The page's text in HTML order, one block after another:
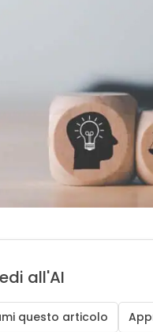
all'AI
questo articolo